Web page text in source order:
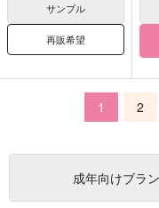
サンプル
再販希望
1 2
成年向けブラ